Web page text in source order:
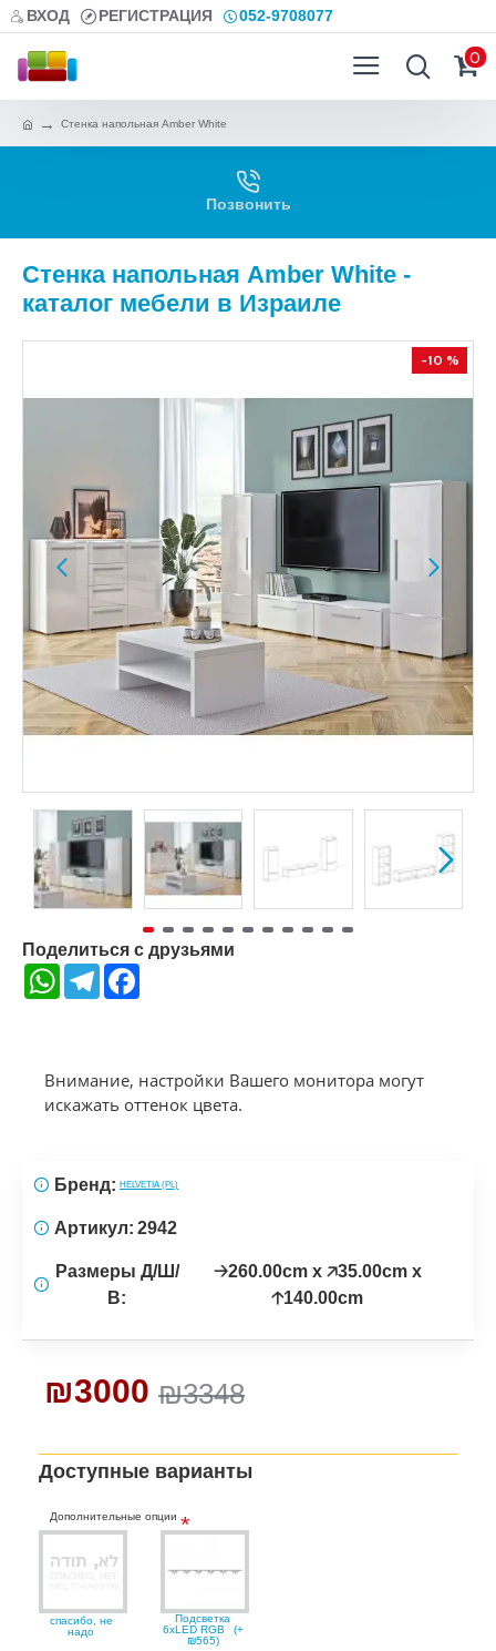
ВХОД РЕГИСТРАЦИЯ 052-9708077
0
Стенка напольная Amber White
Позвонить
Стенка напольная Amber White -
каталог мебели в Израиле
-10 %
Поделиться с друзьями
WhatsAppTelegram
Внимание, настройки Вашего монитора могут
искажать оттенок цвета.
₪3348
₪3000
Бренд: HELVETIA (PL)
Артикул: 2942
Размеры Д/Ш/
В:
🡢260.00cm x 🡥35.00cm x
🡡140.00cm
Доступные варианты
Дополнительные опции
спасибо, не
надо
Подсветка
6xLED RGB
(+
₪565)